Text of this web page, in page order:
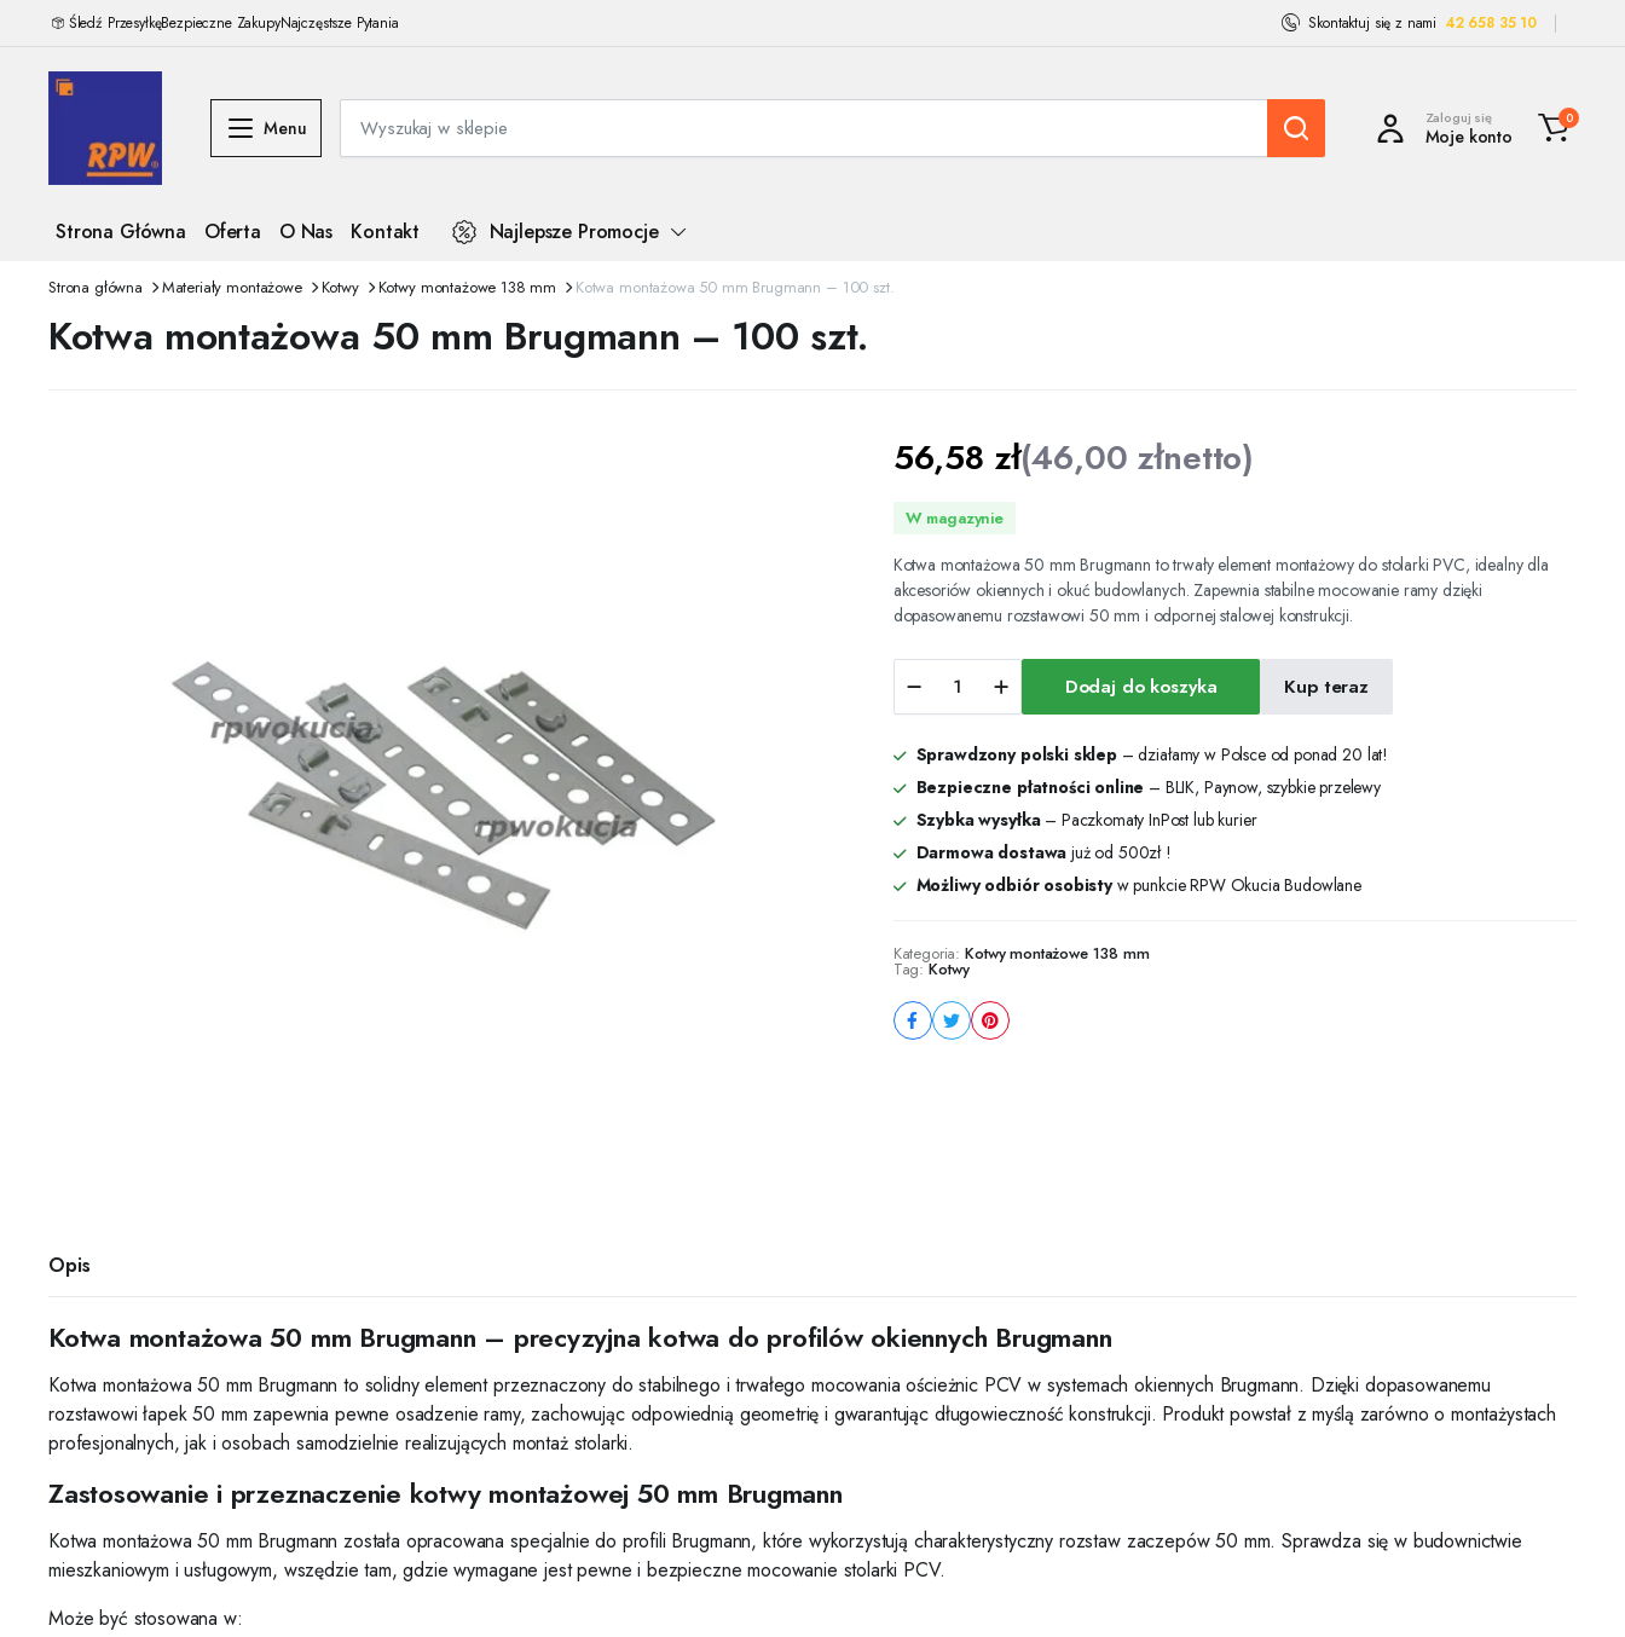
Śledź PrzesyłkęBezpieczne ZakupyNajczęstsze Pytania Skontaktuj się z nami 42 658 35 10
Menu Zaloguj się
Moje konto
0
Strona Główna Oferta O Nas Kontakt Najlepsze Promocje
Strona główna Materiały montażowe Kotwy Kotwy montażowe 138 mm Kotwa montażowa 50 mm Brugmann – 100 szt.
Kotwa montażowa 50 mm Brugmann – 100 szt.
56,58 zł(46,00 złnetto)
W magazynie
Kotwa montażowa 50 mm Brugmann to trwały element montażowy do stolarki PVC, idealny dla
akcesoriów okiennych i okuć budowlanych. Zapewnia stabilne mocowanie ramy dzięki
dopasowanemu rozstawowi 50 mm i odpornej stalowej konstrukcji.
montażowa
50
Brugmann
-
100
szt.
ilość
Dodaj do koszyka Kup teraz
Sprawdzony polski sklep – działamy w Polsce od ponad 20 lat!
Bezpieczne płatności online – BLIK, Paynow, szybkie przelewy
Szybka wysyłka– Paczkomaty InPost lub kurier
Darmowa dostawa już od 500zł !
Możliwy odbiór osobistyw punkcie RPW Okucia Budowlane
Kategoria: Kotwy montażowe 138 mm
Tag: Kotwy
Opis
Kotwa montażowa 50 mm Brugmann – precyzyjna kotwa do profilów okiennych Brugmann
Kotwa montażowa 50 mm Brugmann to solidny element przeznaczony do stabilnego i trwałego mocowania ościeżnic PCV w systemach okiennych Brugmann. Dzięki dopasowanemu
rozstawowi łapek 50 mm zapewnia pewne osadzenie ramy, zachowując odpowiednią geometrię i gwarantując długowieczność konstrukcji. Produkt powstał z myślą zarówno o montażystach
profesjonalnych, jak i osobach samodzielnie realizujących montaż stolarki.
Zastosowanie i przeznaczenie kotwy montażowej 50 mm Brugmann
Kotwa montażowa 50 mm Brugmann została opracowana specjalnie do profili Brugmann, które wykorzystują charakterystyczny rozstaw zaczepów 50 mm. Sprawdza się w budownictwie
mieszkaniowym i usługowym, wszędzie tam, gdzie wymagane jest pewne i bezpieczne mocowanie stolarki PCV.
Może być stosowana w: